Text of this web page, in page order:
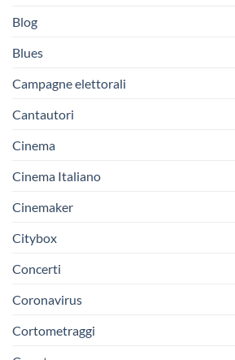
Blog
Blues
Campagne elettorali
Cantautori
Cinema
Cinema Italiano
Cinemaker
Citybox
Concerti
Coronavirus
Cortometraggi